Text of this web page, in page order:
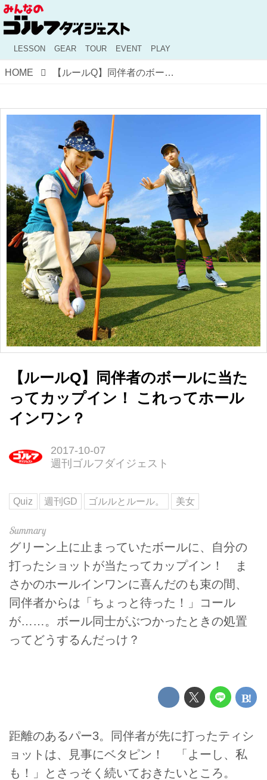
LESSON GEAR TOUR EVENT PLAY
HOME 【ルールQ】同伴者のボールに当たってカップイン！ これってホールインワン？
【ルールQ】同伴者のボールに当た
ってカップイン！ これってホール
インワン？
2017-10-07
週刊ゴルフダイジェスト
Quiz 週刊GD ゴルルとルール。 美女
グリーン上に止まっていたボールに、自分の
打ったショットが当たってカップイン！ ま
さかのホールインワンに喜んだのも束の間、
同伴者からは「ちょっと待った！」コール
が……。ボール同士がぶつかったときの処置
ってどうするんだっけ？
距離のあるパー3。同伴者が先に打ったティシ
ョットは、見事にベタピン！ 「よーし、私
も！」とさっそく続いておきたいところ。